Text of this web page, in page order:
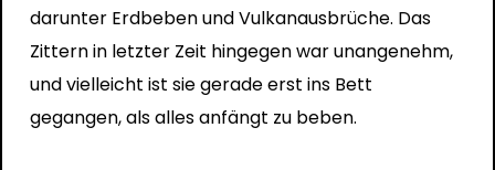
darunter Erdbeben und Vulkanausbrüche. Das
Zittern in letzter Zeit hingegen war unangenehm,
und vielleicht ist sie gerade erst ins Bett
gegangen, als alles anfängt zu beben.